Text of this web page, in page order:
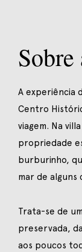
Sobre
A experiência
Centro
viagem. Na
propriedade
burburinho,
mar de alguns
Trata-se de
preservada,
aos poucos